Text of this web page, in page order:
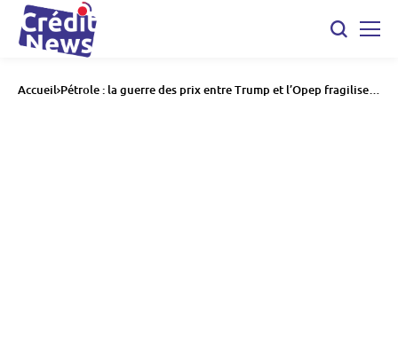
Accueil Pétrole : la guerre des prix entre Trump et l’Opep fragilise
l’industrie américaine